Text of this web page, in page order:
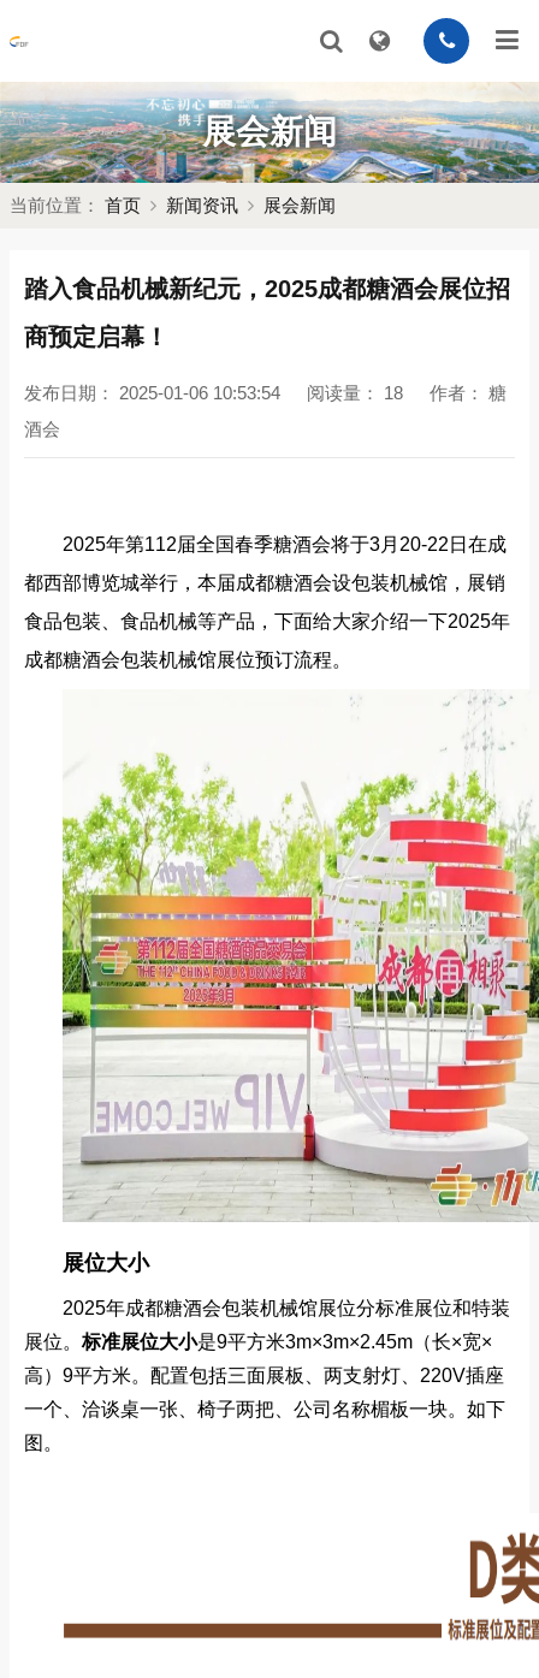
展会新闻
当前位置： 首页 新闻资讯 展会新闻
踏入食品机械新纪元，2025成都糖酒会展位招
商预定启幕！
发布日期： 2025-01-06 10:53:54 阅读量： 18 作者： 糖
酒会
2025年第112届全国春季糖酒会将于3月20-22日在成
都西部博览城举行，本届成都糖酒会设包装机械馆，展销
食品包装、食品机械等产品，下面给大家介绍一下2025年
成都糖酒会包装机械馆展位预订流程。
展位大小
2025年成都糖酒会包装机械馆展位分标准展位和特装
展位。 标准展位大小是9平方米3m×3m×2.45m（长×宽×
高）9平方米。配置包括三面展板、两支射灯、220V插座
一个、洽谈桌一张、椅子两把、公司名称楣板一块。如下
图。